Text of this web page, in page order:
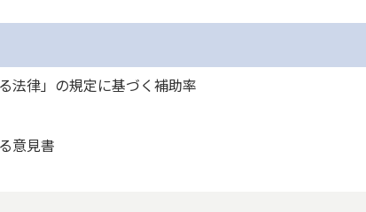
る法律」の規定に基づく補助率
意見書